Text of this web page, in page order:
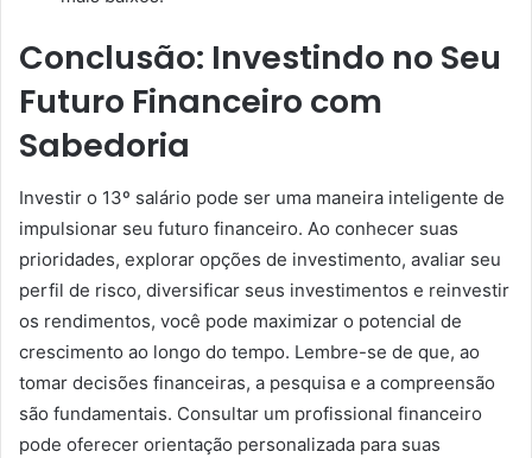
Conclusão: Investindo no Seu
Futuro Financeiro com
Sabedoria
Investir o 13º salário pode ser uma maneira inteligente de
impulsionar seu futuro financeiro. Ao conhecer suas
prioridades, explorar opções de investimento, avaliar seu
perfil de risco, diversificar seus investimentos e reinvestir
os rendimentos, você pode maximizar o potencial de
crescimento ao longo do tempo. Lembre-se de que, ao
tomar decisões financeiras, a pesquisa e a compreensão
são fundamentais. Consultar um profissional financeiro
pode oferecer orientação personalizada para suas